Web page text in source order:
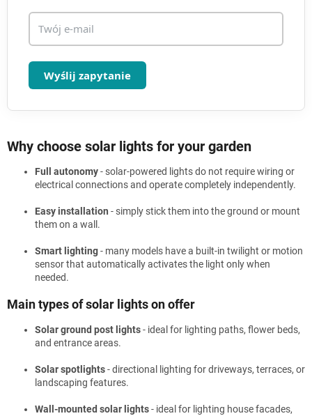
Wyślij zapytanie
Why choose solar lights for your garden
Full autonomy- solar-powered lights do not require wiring or
electrical connections and operate completely independently.
Easy installation - simply stick them into the ground or mount
them on a wall.
Smart lighting- many models have a built-in twilight or motion
sensor that automatically activates the light only when
needed.
Main types of solar lights on offer
Solar ground post lights- ideal for lighting paths, flower beds,
and entrance areas.
Solar spotlights- directional lighting for driveways, terraces, or
landscaping features.
Wall-mounted solar lights- ideal for lighting house facades,